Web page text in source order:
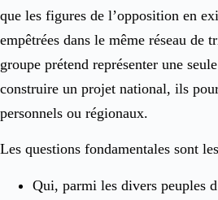
que les figures de l’opposition en
empêtrées dans le même réseau de
groupe prétend représenter une
construire un projet national, ils
personnels ou régionaux.
Les questions fondamentales sont
Qui, parmi les divers peuples